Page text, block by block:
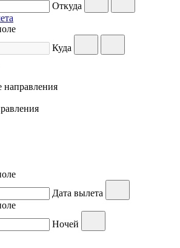
Откуда
Куда
Дата вылета
Ночей